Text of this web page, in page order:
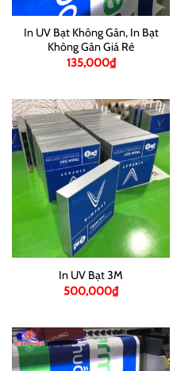
In UV Bạt Không Gân, In Bạt
Không Gân Giá Rẻ
135,000₫
In UV Bạt 3M
500,000₫